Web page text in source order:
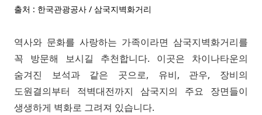
출처 : 한국관광공사 / 삼국지벽화거리
역사와 문화를 사랑하는 가족이라면 삼국지벽화거리를
꼭 방문해 보시길 추천합니다. 이곳은 차이나타운의
숨겨진 보석과 같은 곳으로, 유비, 관우, 장비의
도원결의부터 적벽대전까지 삼국지의 주요 장면들이
생생하게 벽화로 그려져 있습니다.